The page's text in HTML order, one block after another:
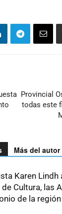
Provincial
todas este
Más del autor
Karen
Cultura, las
de la